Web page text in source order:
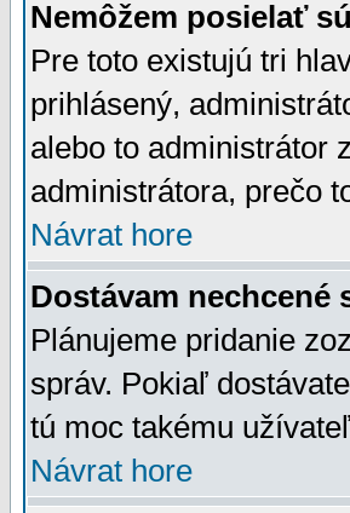
Nemôžem posielať
Pre toto existujú tri
prihlásený,
alebo to administrátor
administrátora, prečo
Návrat hore
Dostávam nechcené
Plánujeme pridanie
správ. Pokiaľ
tú moc takému
Návrat hore